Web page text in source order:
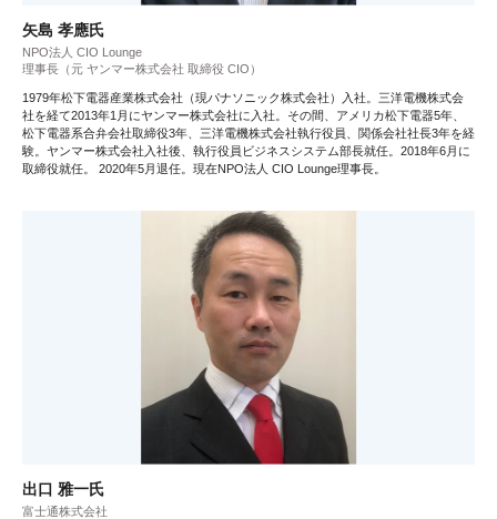
矢島 孝應氏
NPO法人 CIO Lounge
理事長（元 ヤンマー株式会社 取締役 CIO）
1979年松下電器産業株式会社（現パナソニック株式会社）入社。三洋電機株式会
社を経て2013年1月にヤンマー株式会社に入社。その間、アメリカ松下電器5年、
松下電器系合弁会社取締役3年、三洋電機株式会社執行役員、関係会社社長3年を経
験。ヤンマー株式会社入社後、執行役員ビジネスシステム部長就任。2018年6月に
取締役就任。 2020年5月退任。現在NPO法人 CIO Lounge理事長。
出口 雅一氏
富士通株式会社